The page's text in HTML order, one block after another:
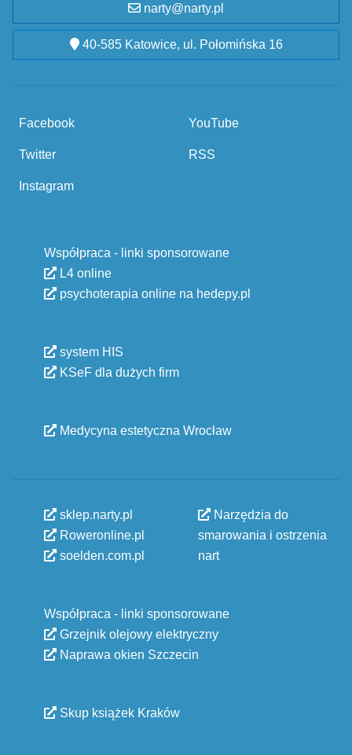
narty@narty.pl
40-585 Katowice, ul. Połomińska 16
Facebook
Twitter
Instagram
YouTube
RSS
Współpraca - linki sponsorowane
L4 online
psychoterapia online na hedepy.pl
system HIS
KSeF dla dużych firm
Medycyna estetyczna Wrocław
sklep.narty.pl
Roweronline.pl
soelden.com.pl
Narzędzia do
smarowania i ostrzenia
nart
Współpraca - linki sponsorowane
Grzejnik olejowy elektryczny
Naprawa okien Szczecin
Skup książek Kraków